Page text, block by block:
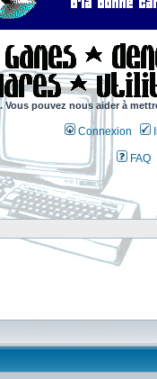
Vous pouvez nous aider à
Connexion
FAQ